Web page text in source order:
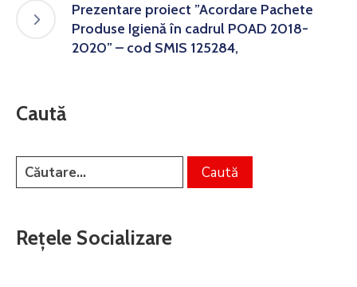
Prezentare proiect ”Acordare Pachete
Produse Igienă în cadrul POAD 2018-
2020” – cod SMIS 125284,
Caută
Rețele Socializare